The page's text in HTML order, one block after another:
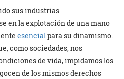
sus industrias
en la explotación de una mano
esencialpara su dinamismo.
como sociedades, nos
de vida, impidamos los
de los mismos derechos